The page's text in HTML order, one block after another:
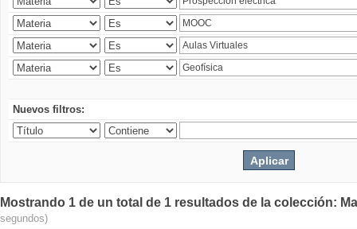
Nuevos filtros:
Mostrando 1 de un total de 1 resultados de la colección:
segundos)